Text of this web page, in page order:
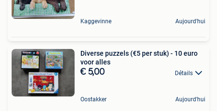
Kaggevinne Aujourd'hui
Diverse puzzels (€5 per stuk) - 10 euro
voor alles
€ 5,00 Détails
Oostakker Aujourd'hui